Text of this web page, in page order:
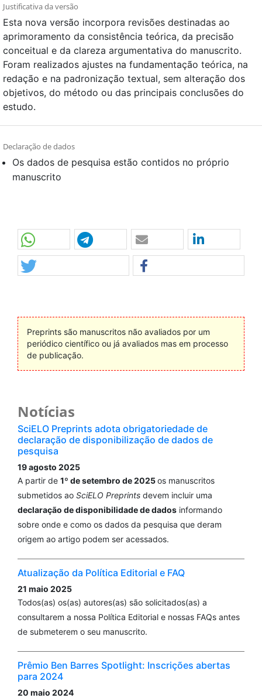
Justificativa da versão
Esta nova versão incorpora revisões destinadas ao
aprimoramento da consistência teórica, da precisão
conceitual e da clareza argumentativa do manuscrito.
Foram realizados ajustes na fundamentação teórica, na
redação e na padronização textual, sem alteração dos
objetivos, do método ou das principais conclusões do
estudo.
Declaração de dados
Os dados de pesquisa estão contidos no próprio
manuscrito
Preprints são manuscritos não avaliados por um
periódico científico ou já avaliados mas em processo
de publicação.
Notícias
SciELO Preprints adota obrigatoriedade de
declaração de disponibilização de dados de
pesquisa
19 agosto 2025
A partir de 1º de setembro de 2025os manuscritos
submetidos ao SciELO Preprints devem incluir uma
declaração de disponibilidade de dados informando
sobre onde e como os dados da pesquisa que deram
origem ao artigo podem ser acessados.
Atualização da Política Editorial e FAQ
21 maio 2025
Todos(as) os(as) autores(as) são solicitados(as) a
consultarem a nossa Política Editorial e nossas FAQs antes
de submeterem o seu manuscrito.
Prêmio Ben Barres Spotlight: Inscrições abertas
para 2024
20 maio 2024